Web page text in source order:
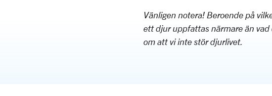
Vänligen notera! Beroende på
ett djur uppfattas närmare än
om att vi inte stör djurlivet.